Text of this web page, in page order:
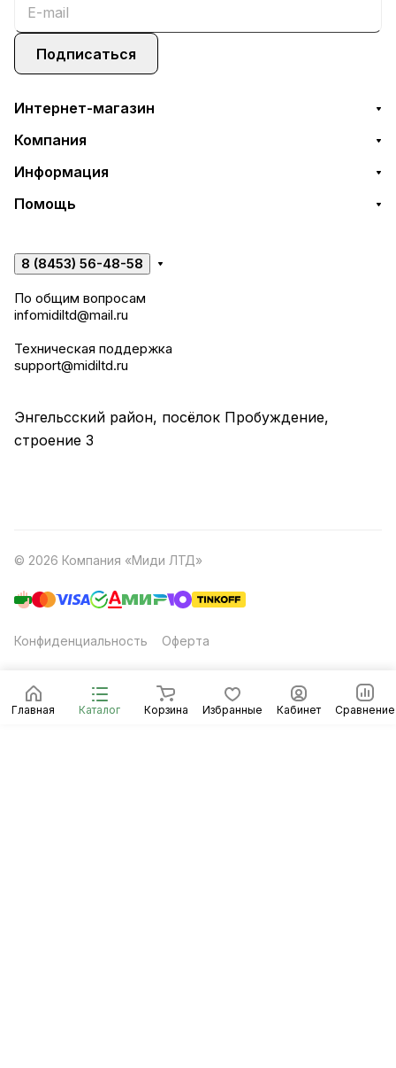
Главная Каталог Корзина Избранные Кабинет Сравнение
Подписаться
Интернет-магазин
Компания
Информация
Помощь
8 (8453) 56-48-58
По общим вопросам
infomidiltd@mail.ru
Техническая поддержка
support@midiltd.ru
Энгельсский район, посёлок Пробуждение,
строение 3
© 2026 Компания «Миди ЛТД»
Конфиденциальность Оферта